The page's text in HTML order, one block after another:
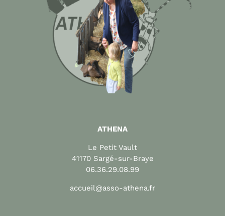
ATHENA
Le Petit Vault
41170 Sargé-sur-Braye
06.36.29.08.99
accueil@asso-athena.fr